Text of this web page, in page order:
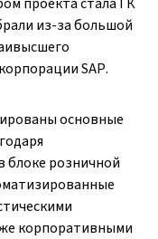
из-за большой
SAP.
основные
розничной
корпоративными